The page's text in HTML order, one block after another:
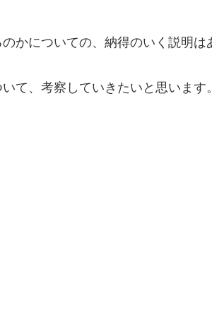
かについての、納得のいく説明は
て、考察していきたいと思います。